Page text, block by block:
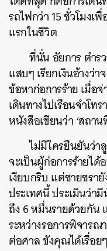
รถไฟกว่า 15 ชั่วโมงเ
แรกในชีวิต
ที่นั่น อัยการ ตำร
แสบๆ เรียกเงินอ้างว่
ข้อหาก่อการร้าย เมื่อ
เดินทางไปเรือนจำโท
หนังสือเขียนว่า ‘สถา
ไม่มีใครยืนยันว่า
จะเป็นผู้ก่อการร้ายได้
เงียบกริบ แต่ชายชรา
ประเทศนี้ ประเมินว่า
ถึง 6 หมื่นรายด้วยกั
ระหว่างรอการพิจาร
ต่อศาล ขังคุณได้เรื่อย